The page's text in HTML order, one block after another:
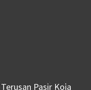
Pasir Koja